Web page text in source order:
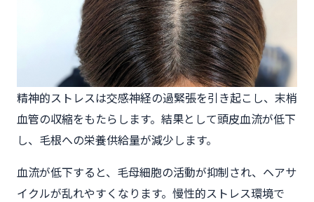
精神的ストレスは交感神経の過緊張を引き起こし、末梢
血管の収縮をもたらします。結果として頭皮血流が低下
し、毛根への栄養供給量が減少します。
血流が低下すると、毛母細胞の活動が抑制され、ヘアサ
イクルが乱れやすくなります。慢性的ストレス環境で